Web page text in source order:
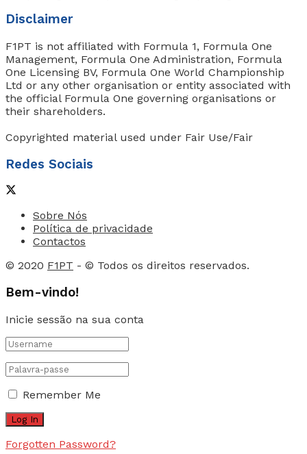
Disclaimer
F1PT is not affiliated with Formula 1, Formula One
Management, Formula One Administration, Formula
One Licensing BV, Formula One World Championship
Ltd or any other organisation or entity associated with
the official Formula One governing organisations or
their shareholders.
Copyrighted material used under Fair Use/Fair
Redes Sociais
Sobre Nós
Política de privacidade
Contactos
© 2020 F1PT - © Todos os direitos reservados.
Bem-vindo!
Inicie sessão na sua conta
Remember Me
Forgotten Password?